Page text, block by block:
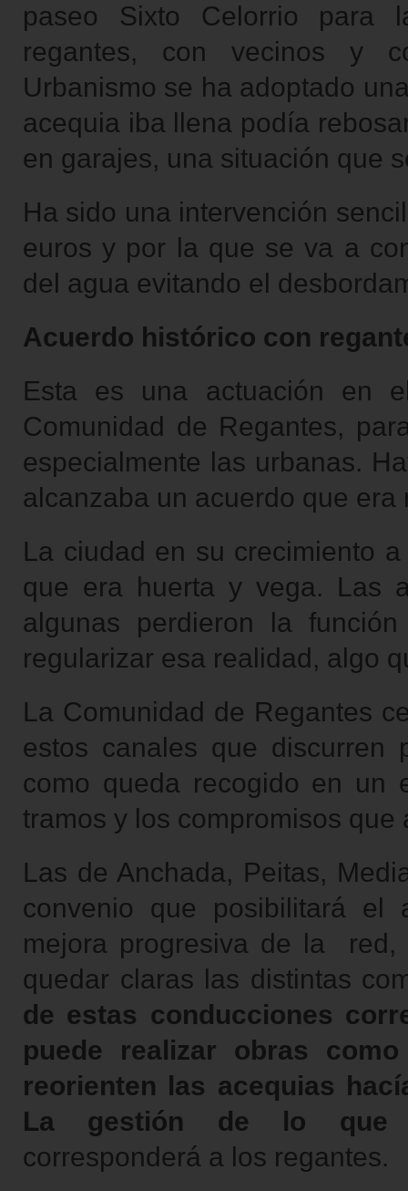
paseo Sixto Celorrio para
regantes, con vecinos y
Urbanismo se ha adoptado
acequia iba llena podía
en garajes, una situación que
Ha sido una intervención
euros y por la que se va a
del agua evitando el
Acuerdo histórico con
Esta es una actuación en
Comunidad de Regantes,
especialmente las urbanas.
alcanzaba un acuerdo que
La ciudad en su crecimiento
que era huerta y vega. Las
algunas perdieron la
regularizar esa realidad, algo
La Comunidad de Regantes
estos canales que discurren
como queda recogido en un
tramos y los compromisos
Las de Anchada, Peitas,
convenio que posibilitará
mejora progresiva de la red,
quedar claras las distintas
de estas conducciones
puede realizar obras
reorienten las acequias
La gestión de lo que
corresponderá a los regantes.